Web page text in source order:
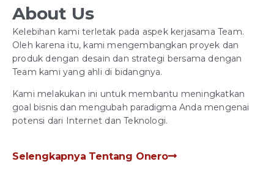
About Us
Kelebihan kami terletak pada aspek kerjasama Team.
Oleh karena itu, kami mengembangkan proyek dan
produk dengan desain dan strategi bersama dengan
Team kami yang ahli di bidangnya.
Kami melakukan ini untuk membantu meningkatkan
goal bisnis dan mengubah paradigma Anda mengenai
potensi dari Internet dan Teknologi.
Selengkapnya Tentang Onero